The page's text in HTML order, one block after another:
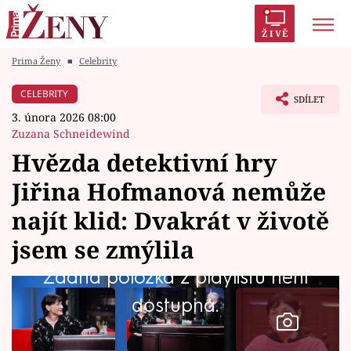
ŽIVĚ
Módní alarm
Témata
Celebrity
Vztahy
Seriály
Prima Ženy ■ Celebrity
CELEBRITY
3. února 2026 08:00
Zuzana Schneidewind
SDÍLET
Hvězda detektivní hry
Jiřina Hofmanová nemůže
najít klid: Dvakrát v životě
jsem se zmýlila
Žádná položka z playlistu není
dostupná.